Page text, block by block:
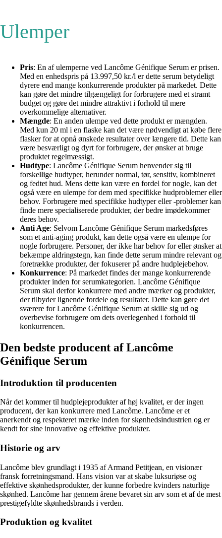
Ulemper
Pris: En af ulemperne ved Lancôme Génifique Serum er prisen.
Med en enhedspris på 13.997,50 kr./l er dette serum betydeligt
dyrere end mange konkurrerende produkter på markedet. Dette
kan gøre det mindre tilgængeligt for forbrugere med et stramt
budget og gøre det mindre attraktivt i forhold til mere
overkommelige alternativer.
Mængde: En anden ulempe ved dette produkt er mængden.
Med kun 20 ml i en flaske kan det være nødvendigt at købe flere
flasker for at opnå ønskede resultater over længere tid. Dette kan
være besværligt og dyrt for forbrugere, der ønsker at bruge
produktet regelmæssigt.
Hudtype: Lancôme Génifique Serum henvender sig til
forskellige hudtyper, herunder normal, tør, sensitiv, kombineret
og fedtet hud. Mens dette kan være en fordel for nogle, kan det
også være en ulempe for dem med specifikke hudproblemer eller
behov. Forbrugere med specifikke hudtyper eller -problemer kan
finde mere specialiserede produkter, der bedre imødekommer
deres behov.
Anti Age: Selvom Lancôme Génifique Serum markedsføres
som et anti-aging produkt, kan dette også være en ulempe for
nogle forbrugere. Personer, der ikke har behov for eller ønsker at
bekæmpe aldringstegn, kan finde dette serum mindre relevant og
foretrække produkter, der fokuserer på andre hudplejebehov.
Konkurrence: På markedet findes der mange konkurrerende
produkter inden for serumkategorien. Lancôme Génifique
Serum skal derfor konkurrere med andre mærker og produkter,
der tilbyder lignende fordele og resultater. Dette kan gøre det
sværere for Lancôme Génifique Serum at skille sig ud og
overbevise forbrugere om dets overlegenhed i forhold til
konkurrencen.
Den bedste producent af Lancôme
Génifique Serum
Introduktion til producenten
Når det kommer til hudplejeprodukter af høj kvalitet, er der ingen
producent, der kan konkurrere med Lancôme. Lancôme er et
anerkendt og respekteret mærke inden for skønhedsindustrien og er
kendt for sine innovative og effektive produkter.
Historie og arv
Lancôme blev grundlagt i 1935 af Armand Petitjean, en visionær
fransk forretningsmand. Hans vision var at skabe luksuriøse og
effektive skønhedsprodukter, der kunne forbedre kvinders naturlige
skønhed. Lancôme har gennem årene bevaret sin arv som et af de mest
prestigefyldte skønhedsbrands i verden.
Produktion og kvalitet